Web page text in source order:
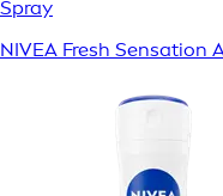
Spray
NIVEA Fresh Sensation